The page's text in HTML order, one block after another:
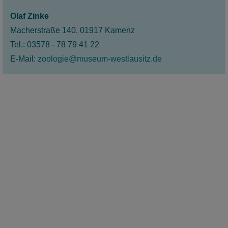
Olaf Zinke
Macherstraße 140, 01917 Kamenz
Tel.: 03578 - 78 79 41 22
E-Mail: zoologie@museum-westlausitz.de